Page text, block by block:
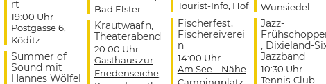
rt
19:00 Uhr
Postgasse 6,
Köditz
Summer of
Sound mit
Hannes Wölfel
Bad Elster
Krautwaafn,
Theaterabend
20:00 Uhr
Gasthaus zur
Friedenseiche,
Tourist-Info, Hof
Fischerfest,
Fischereiverei
n
14:00 Uhr
Am See – Nähe
Wunsiedel
Jazz-
, Dixieland-
Jazzband
10:30 Uhr
Tennis-Club